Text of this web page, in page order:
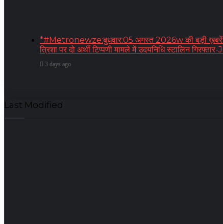
*#Metronewze:बुधवार:05 अगस्त 2026w की बड़ी ख़बरें*
त्रिशा पर दो अर्थी टिप्पणी मामले में उदयनिधि स्टालिन
3 days ago
Last Modified